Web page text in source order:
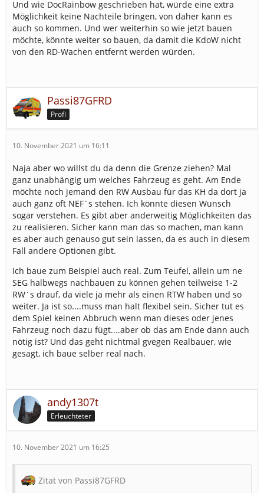
Und wie DocRainbow geschrieben hat, würde eine extra
Möglichkeit keine Nachteile bringen, von daher kann es
auch so kommen. Und wer weiterhin so wie jetzt bauen
möchte, könnte weiter so bauen, da damit die KdoW nicht
von den RD-Wachen entfernt werden würden.
Passi87GFRD
Profi
10. November 2021 um 16:11
Naja aber wo willst du da denn die Grenze ziehen? Mal
ganz unabhängig um welches Fahrzeug es geht. Am Ende
möchte noch jemand den RW Ausbau für das KH da dort ja
auch ganz oft NEF´s stehen. Ich könnte diesen Wunsch
sogar verstehen. Es gibt aber anderweitig Möglichkeiten das
zu realisieren. Sicher kann man das so machen, man kann
es aber auch genauso gut sein lassen, da es auch in diesem
Fall andere Optionen gibt.
Ich baue zum Beispiel auch real. Zum Teufel, allein um ne
SEG halbwegs nachbauen zu können gehen teilweise 1-2
RW´s drauf, da viele ja mehr als einen RTW haben und so
weiter. Ja ist so....muss man halt flexibel sein. Sicher tut es
dem Spiel keinen Abbruch wenn man dieses oder jenes
Fahrzeug noch dazu fügt....aber ob das am Ende dann auch
nötig ist? Und das geht nichtmal gvegen Realbauer, wie
gesagt, ich baue selber real nach.
andy1307t
Erleuchteter
10. November 2021 um 16:25
Zitat von Passi87GFRD